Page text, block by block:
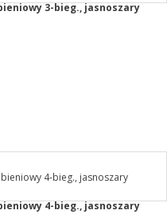
3-bieg., jasnoszary
4-bieg., jasnoszary